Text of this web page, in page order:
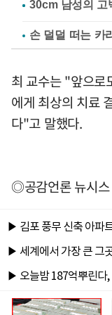
손 덜덜 떠는 카
최 교수는 "앞으로
에게 최상의 치료
다"고 말했다.
◎공감언론 뉴시스